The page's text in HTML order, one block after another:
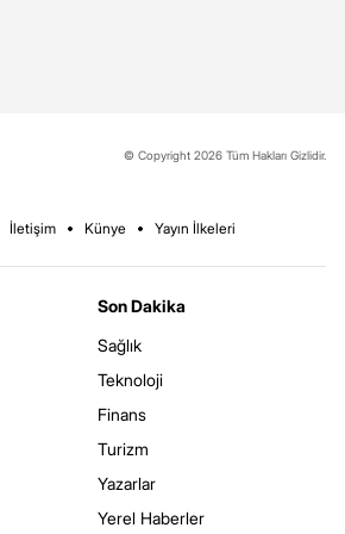
© Copyright 2026 Tüm Hakları Gizlidir.
İletişim Künye Yayın İlkeleri
Son Dakika
Sağlık
Teknoloji
Finans
Turizm
Yazarlar
Yerel Haberler